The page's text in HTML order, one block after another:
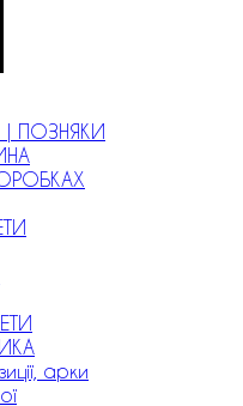
ПОЗНЯКИ
арки